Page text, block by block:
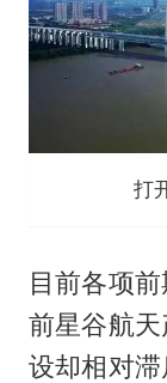
打
目前各项
前星谷航
设却相对